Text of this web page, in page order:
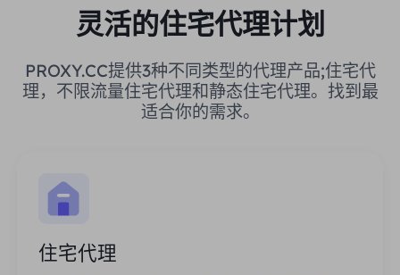
灵活的住宅代理计划
PROXY.CC提供3种不同类型的代理产品;住宅代
理，不限流量住宅代理和静态住宅代理。找到最
适合你的需求。
住宅代理